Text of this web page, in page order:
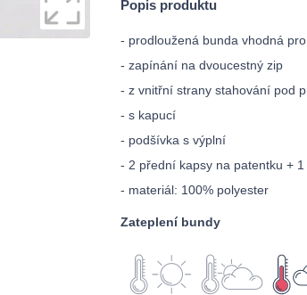
Popis produktu
- prodloužená bunda vhodná
- zapínání na dvoucestný zip
- z vnitřní strany stahování pod
- s kapucí
- podšívka s výplní
- 2 přední kapsy na patentku +
- materiál: 100% polyester
Zateplení bundy